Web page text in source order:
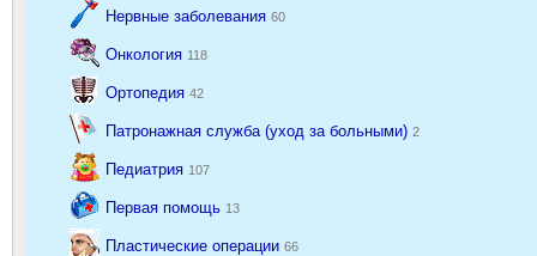
Нервные заболевания 60
Онкология 118
Ортопедия 42
Патронажная служба (уход за больными) 2
Педиатрия 107
Первая помощь 13
Пластические операции 66